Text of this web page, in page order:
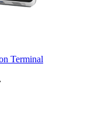
Terminal